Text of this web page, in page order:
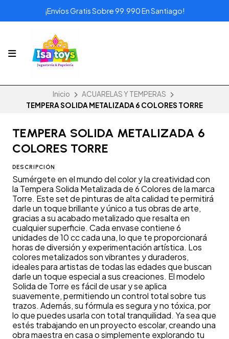
¡Envíos Gratis Sobre 99.990 En Santiago!
Inicio
ACUARELAS Y TEMPERAS
TEMPERA SOLIDA METALIZADA 6 COLORES TORRE
TEMPERA SOLIDA METALIZADA 6
COLORES TORRE
DESCRIPCIÓN
Sumérgete en el mundo del color y la creatividad con
la Tempera Solida Metalizada de 6 Colores de la marca
Torre. Este set de pinturas de alta calidad te permitirá
darle un toque brillante y único a tus obras de arte,
gracias a su acabado metalizado que resalta en
cualquier superficie. Cada envase contiene 6
unidades de 10 cc cada una, lo que te proporcionará
horas de diversión y experimentación artística. Los
colores metalizados son vibrantes y duraderos,
ideales para artistas de todas las edades que buscan
darle un toque especial a sus creaciones. El modelo
Solida de Torre es fácil de usar y se aplica
suavemente, permitiendo un control total sobre tus
trazos. Además, su fórmula es segura y no tóxica, por
lo que puedes usarla con total tranquilidad. Ya sea que
estés trabajando en un proyecto escolar, creando una
obra maestra en casa o simplemente explorando tu